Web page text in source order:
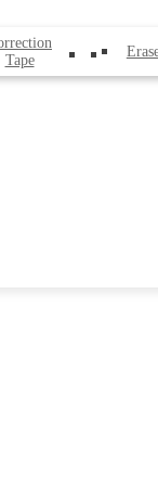
Tape